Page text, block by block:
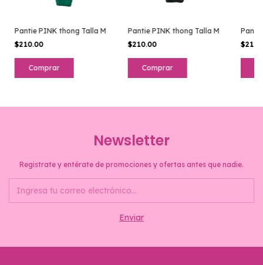
Pantie PINK thong Talla M
$210.00
Pantie PINK thong Talla M
$210.00
Newsletter
Registrate y entérate de promociones y ofertas antes que nadie.